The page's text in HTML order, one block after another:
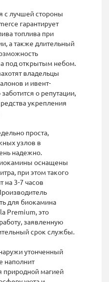
с лучшей стороны
гарантирует
топлива при
а также длительный
под открытым небом.
владельцы
и ивент-
о репутации,
укрепления
проста,
узлов в
надежно.
оснащены
при этом такого
на 3-7 часов
для биокамина
Premium, это
заявленную
срок службы.
утонченный
наполнит
природной магией